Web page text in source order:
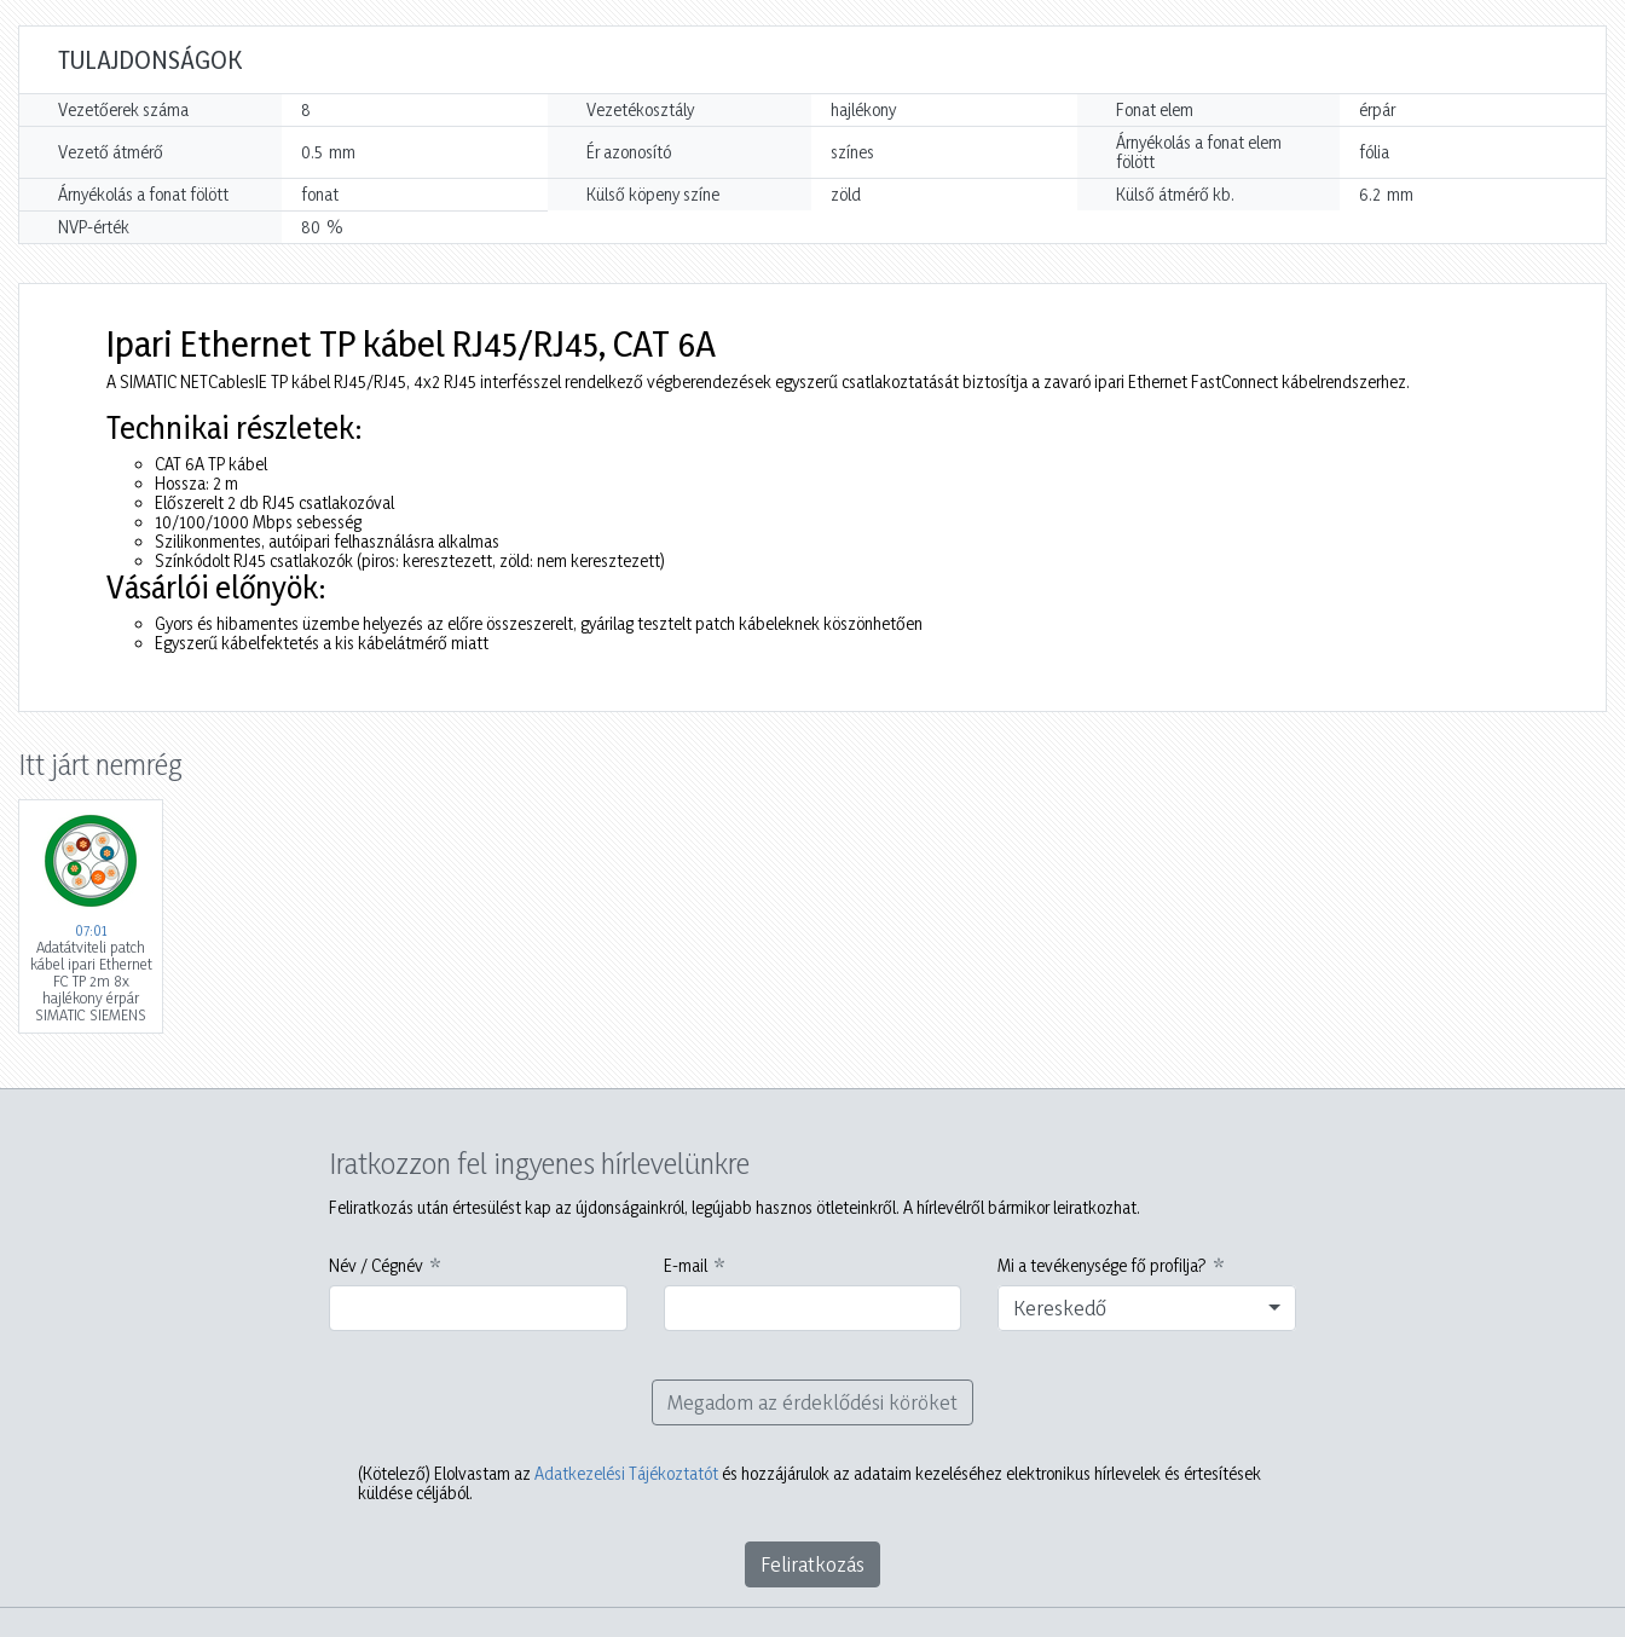
TULAJDONSÁGOK
Vezetőerek száma 8 Vezetékosztály hajlékony Fonat elem érpár
Vezető átmérő 0.5 mm Ér azonosító színes
Árnyékolás a fonat elem
fölött
fólia
Árnyékolás a fonat fölött fonat Külső köpeny színe zöld Külső átmérő kb. 6.2 mm
NVP-érték 80 %
Ipari Ethernet TP kábel RJ45/RJ45, CAT 6A
A SIMATIC NETCablesIE TP kábel RJ45/RJ45, 4x2 RJ45 interfésszel rendelkező végberendezések egyszerű csatlakoztatását biztosítja a zavaró ipari Ethernet FastConnect kábelrendszerhez.
Technikai részletek:
CAT 6A TP kábel
Hossza: 2 m
Előszerelt 2 db RJ45 csatlakozóval
10/100/1000 Mbps sebesség
Szilikonmentes, autóipari felhasználásra alkalmas
Színkódolt RJ45 csatlakozók (piros: keresztezett, zöld: nem keresztezett)
Vásárlói előnyök:
Gyors és hibamentes üzembe helyezés az előre összeszerelt, gyárilag tesztelt patch kábeleknek köszönhetően
Egyszerű kábelfektetés a kis kábelátmérő miatt
Itt járt nemrég
07:01
Adatátviteli patch
kábel ipari Ethernet
FC TP 2m 8x
hajlékony érpár
SIMATIC SIEMENS
Iratkozzon fel ingyenes hírlevelünkre
Feliratkozás után értesülést kap az újdonságainkról, legújabb hasznos ötleteinkről. A hírlevélről bármikor leiratkozhat.
Név / Cégnév E-mail Mi a tevékenysége fő profilja?
Kereskedő
Megadom az érdeklődési köröket
(Kötelező) Elolvastam az Adatkezelési Tájékoztatót és hozzájárulok az adataim kezeléséhez elektronikus hírlevelek és értesítések
küldése céljából.
Feliratkozás